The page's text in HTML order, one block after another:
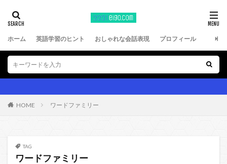
ホーム 英語学習のヒント おしゃれな会話表現 プロフィール
HOME ワードファミリー
TAG
ワードファミリー